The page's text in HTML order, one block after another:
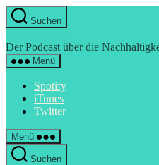
Direkt
zum
wechseln
Suchen
Der Podcast über die
Menü
Spotify
iTunes
Twitter
Menü
Suchen